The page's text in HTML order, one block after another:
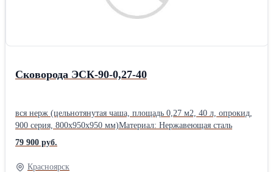
Сковорода ЭСК-90-0,27-40
вся нерж (цельнотянутая чаша, площадь 0,27 м2, 40 л, опрокид,
900 серия, 800x950x950 мм)Материал: Нержавеющая сталь
79 900 руб.
Красноярск